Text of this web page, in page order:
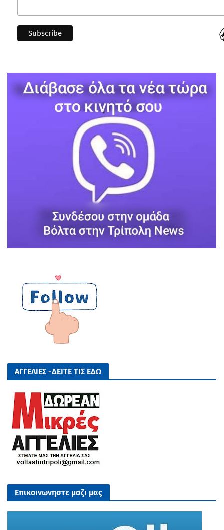
ΑΓΓΕΛΙΕΣ -ΔΕΙΤΕ ΤΙΣ ΕΔΩ
Επικοινωνηστε μαζι μας